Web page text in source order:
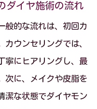
ダイヤ施術の流れ
般的な流れは、初回カ
カウンセリングでは、
寧にヒアリングし、最
次に、メイクや皮脂を
潔な状態でダイヤモン